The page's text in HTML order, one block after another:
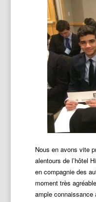
Nous en avons vite
alentours de l’hôtel
en compagnie des
moment très
ample